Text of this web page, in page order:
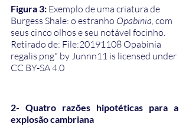
Figura 3: Exemplo de uma criatura de
Burgess Shale: o estranho Opabinia, com
seus cinco olhos e seu notável focinho.
Retirado de: File:20191108 Opabinia
regalis.png" by Junnn11 is licensed under
CC BY-SA 4.0
2- Quatro razões hipotéticas para a
explosão cambriana